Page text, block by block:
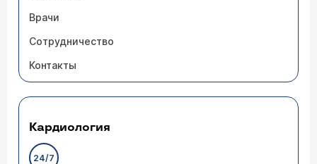
Врачи
Сотрудничество
Контакты
Кардиология
24/7